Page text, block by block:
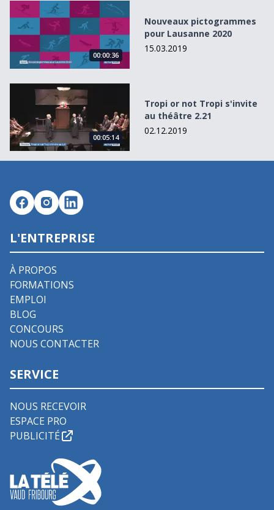
Nouveaux pictogrammes pour Lausanne 2020
00:00:36
Nouveaux pictogrammes
pour Lausanne 2020
15.03.2019
Tropi or not Tropi s&#039;invite au théâtre 2.21
00:05:14
Tropi or not Tropi s'invite
au théâtre 2.21
02.12.2019
L'ENTREPRISE
À PROPOS
FORMATIONS
EMPLOI
BLOG
CONCOURS
NOUS CONTACTER
SERVICE
NOUS RECEVOIR
ESPACE PRO
PUBLICITÉ